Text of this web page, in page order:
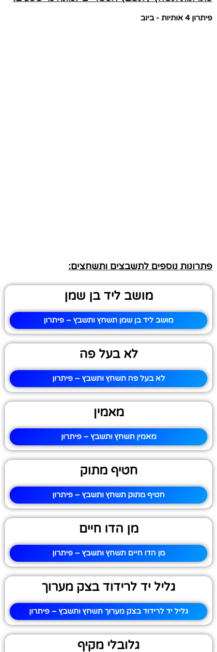
פיתרון 4 אותיות - ביוב
פתרונות נוספים לתשבצים ותשחצים:
מושב ליד בן שמן
מושב ליד בן שמן תשחץ ותשבץ – פיתרון
לא בעל פה
לא בעל פה תשחץ ותשבץ – פיתרון
מאמין
מאמין תשחץ ותשבץ – פיתרון
חטיף מתוק
חטיף מתוק תשחץ ותשבץ – פיתרון
מן הדו חיים
מן הדו חיים תשחץ ותשבץ – פיתרון
גליל יד לרידוד בצק מערוך
גליל יד לרידוד בצק מערוך תשחץ ותשבץ – פיתרון
גלובלי מקיף